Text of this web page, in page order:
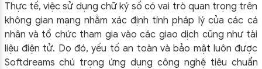
Thực tế, việc sử dụng chữ ký số có vai trò quan trọng trên
không gian mạng nhằm xác định tính pháp lý của các cá
nhân và tổ chức tham gia vào các giao dịch cũng như tài
liệu điện tử. Do đó, yếu tố an toàn và bảo mật luôn được
Softdreams chú trọng ứng dụng công nghệ tiêu chuẩn